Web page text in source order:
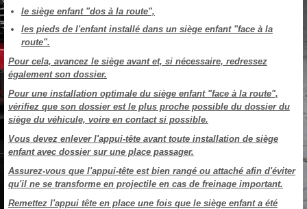
le siège enfant "dos à la route",
les pieds de l'enfant installé dans un siège enfant "face à la
route".
Pour cela, avancez le siège avant et, si nécessaire, redressez
également son dossier.
Pour une installation optimale du siège enfant "face à la route",
vérifiez que son dossier est le plus proche possible du dossier du
siège du véhicule, voire en contact si possible.
Vous devez enlever l'appui-tête avant toute installation de siège
enfant avec dossier sur une place passager.
Assurez-vous que l'appui-tête est bien rangé ou attaché afin d'éviter
qu'il ne se transforme en projectile en cas de freinage important.
Remettez l'appui tête en place une fois que le siège enfant a été